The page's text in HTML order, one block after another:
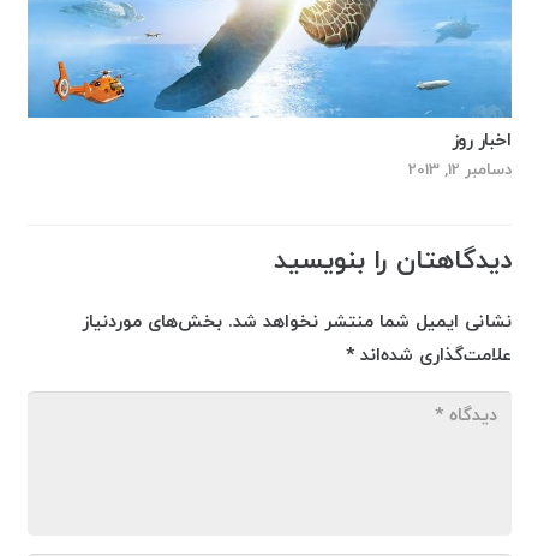
اخبار روز
دسامبر 12, 2013
دیدگاهتان را بنویسید
نشانی ایمیل شما منتشر نخواهد شد. بخش‌های موردنیاز
علامت‌گذاری شده‌اند*